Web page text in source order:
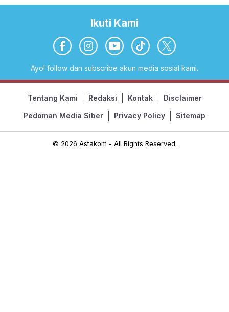
Ikuti Kami
Ayo! follow dan subscribe akun media sosial kami.
Tentang Kami Redaksi Kontak Disclaimer
Pedoman Media Siber Privacy Policy Sitemap
© 2026 Astakom - All Rights Reserved.